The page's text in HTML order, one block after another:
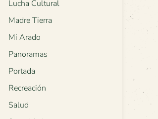
Lucha Cultural
Madre Tierra
Mi Arado
Panoramas
Portada
Recreación
Salud